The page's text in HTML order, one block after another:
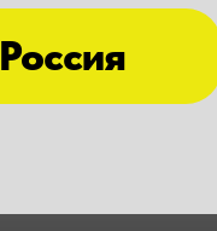
Россия